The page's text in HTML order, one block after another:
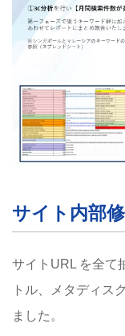
サイト内部
サイトURL を全て
トル、メタディス
ました。